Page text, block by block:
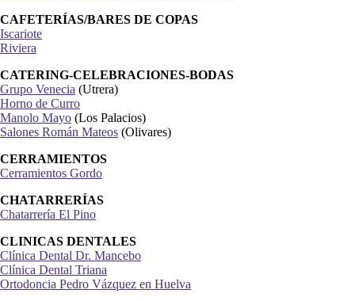
CAFETERÍAS/BARES DE COPAS
Iscariote
Riviera
CATERING-CELEBRACIONES-BODAS
Grupo Venecia (Utrera)
Horno de Curro
Manolo Mayo (Los Palacios)
Salones Román Mateos (Olivares)
CERRAMIENTOS
Cerramientos Gordo
CHATARRERÍAS
Chatarrería El Pino
CLINICAS DENTALES
Clínica Dental Dr. Mancebo
Clínica Dental Triana
Ortodoncia Pedro Vázquez en Huelva